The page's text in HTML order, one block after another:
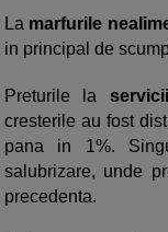
La marfurile
in principal de
Preturile la servicii
cresterile au fost
pana in 1%.
salubrizare, unde
precedenta.